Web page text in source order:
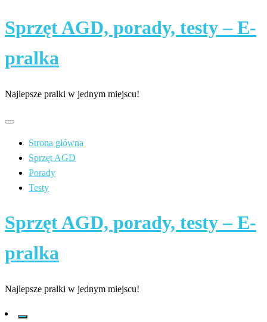
Skip
to
Sprzęt AGD, porady, testy – E-
pralka
Najlepsze pralki w jednym miejscu!
Strona główna
Sprzęt AGD
Porady
Testy
Sprzęt AGD, porady, testy – E-
pralka
Najlepsze pralki w jednym miejscu!